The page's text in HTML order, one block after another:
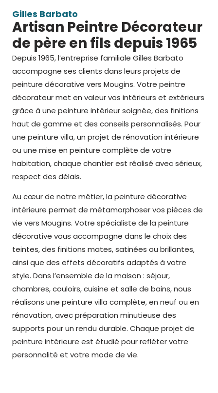
Gilles Barbato
Artisan Peintre Décorateur
de père en fils depuis 1965
Depuis 1965, l’entreprise familiale Gilles Barbato
accompagne ses clients dans leurs projets de
peinture décorative vers Mougins. Votre peintre
décorateur met en valeur vos intérieurs et extérieurs
grâce à une peinture intérieursoignée, des finitions
haut de gamme et des conseils personnalisés. Pour
une peinture villa, un projet de rénovation intérieure
ou une mise en peinture complète de votre
habitation, chaque chantier est réalisé avec sérieux,
respect des délais.
Au cœur de notre métier, la peinture décorative
intérieure permet de métamorphoser vos pièces de
vie vers Mougins. Votre spécialiste de la peinture
décorative vous accompagne dans le choix des
teintes, des finitions mates, satinées ou brillantes,
ainsi que des effets décoratifs adaptés à votre
style. Dans l’ensemble de la maison : séjour,
chambres, couloirs, cuisine et salle de bains, nous
réalisons une peinture villa complète, en neuf ou en
rénovation, avec préparation minutieuse des
supports pour un rendu durable. Chaque projet de
peinture intérieure est étudié pour refléter votre
personnalité et votre mode de vie.